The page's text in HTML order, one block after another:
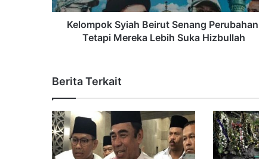
Kelompok Syiah Beirut Senang
Tetapi Mereka Lebih Suka Hizbullah
Berita Terkait